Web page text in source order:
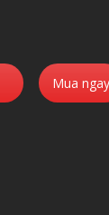
Mua ngay